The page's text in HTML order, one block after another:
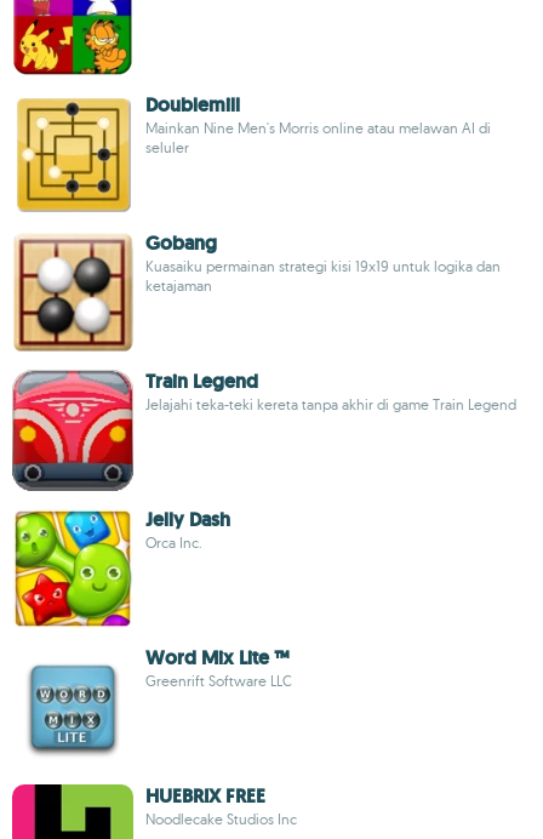
Doublemill
Mainkan Nine Men's Morris online atau melawan AI di
seluler
Gobang
Kuasaiku permainan strategi kisi 19x19 untuk logika dan
ketajaman
Train Legend
Jelajahi teka-teki kereta tanpa akhir di game Train Legend
Jelly Dash
Orca Inc.
Word Mix Lite ™
Greenrift Software LLC
HUEBRIX FREE
Noodlecake Studios Inc